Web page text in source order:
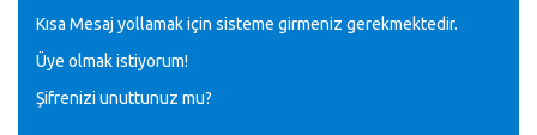
♪
GEÇMİŞ OLSUN TÜRKİYE!
Mavi Nota - 07.02.2023
Kısa Mesaj yollamak için sisteme girmeniz gerekmektedir.
Üye olmak istiyorum!
Şifrenizi unuttunuz mu?